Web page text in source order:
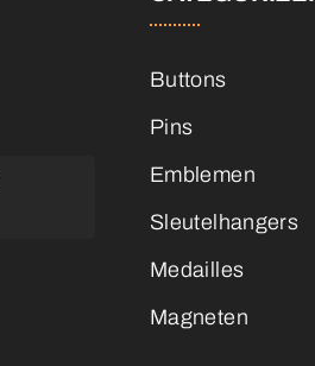
Buttons
Pins
Emblemen
Sleutelhangers
Medailles
Magneten